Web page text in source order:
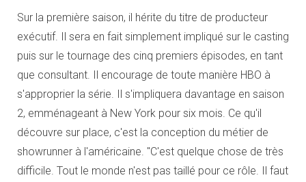
Sur la première saison, il hérite du titre de producteur
exécutif. Il sera en fait simplement impliqué sur le casting
puis sur le tournage des cinq premiers épisodes, en tant
que consultant. Il encourage de toute manière HBO à
s'approprier la série. Il s'impliquera davantage en saison
2, emménageant à New York pour six mois. Ce qu'il
découvre sur place, c'est la conception du métier de
showrunner à l'américaine. "C'est quelque chose de très
difficile. Tout le monde n'est pas taillé pour ce rôle. Il faut